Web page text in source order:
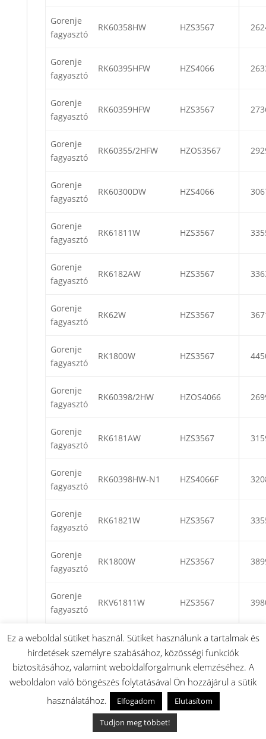
Gorenje
fagyasztó
RK60358HW HZS3567
Gorenje
fagyasztó
RK60395HFW HZS4066
Gorenje
fagyasztó
RK60359HFW HZS3567
Gorenje
fagyasztó
RK60355/2HFW HZOS3567
Gorenje
fagyasztó
RK60300DW HZS4066
Gorenje
fagyasztó
RK61811W HZS3567
Gorenje
fagyasztó
RK6182AW HZS3567
Gorenje
fagyasztó
RK62W HZS3567
Gorenje
fagyasztó
RK1800W HZS3567
Gorenje
fagyasztó
RK60398/2HW HZOS4066
Gorenje
fagyasztó
RK6181AW HZS3567
Gorenje
fagyasztó
RK60398HW-N1 HZS4066F
Gorenje
fagyasztó
RK61821W HZS3567
Gorenje
fagyasztó
RK1800W HZS3567
Gorenje
fagyasztó
RKV61811W HZS3567
Gorenje
fagyasztó
RK60359DW HZS3567
Gorenje
RK60355HW HZS3567
RK6180AW
Ez a weboldal sütiket használ. Sütiket használunk a tartalmak és
hirdetések személyre szabásához, közösségi funkciók
biztosításához, valamint weboldalforgalmunk elemzéséhez. A
weboldalon való böngészés folytatásával Ön hozzájárul a sütik
használatához.
Elfogadom
Elutasítom
Tudjon meg többet!